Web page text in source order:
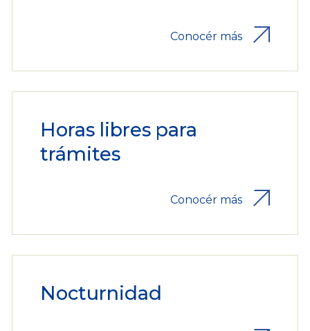
Conocér más
Horas libres para
trámites
Conocér más
Nocturnidad